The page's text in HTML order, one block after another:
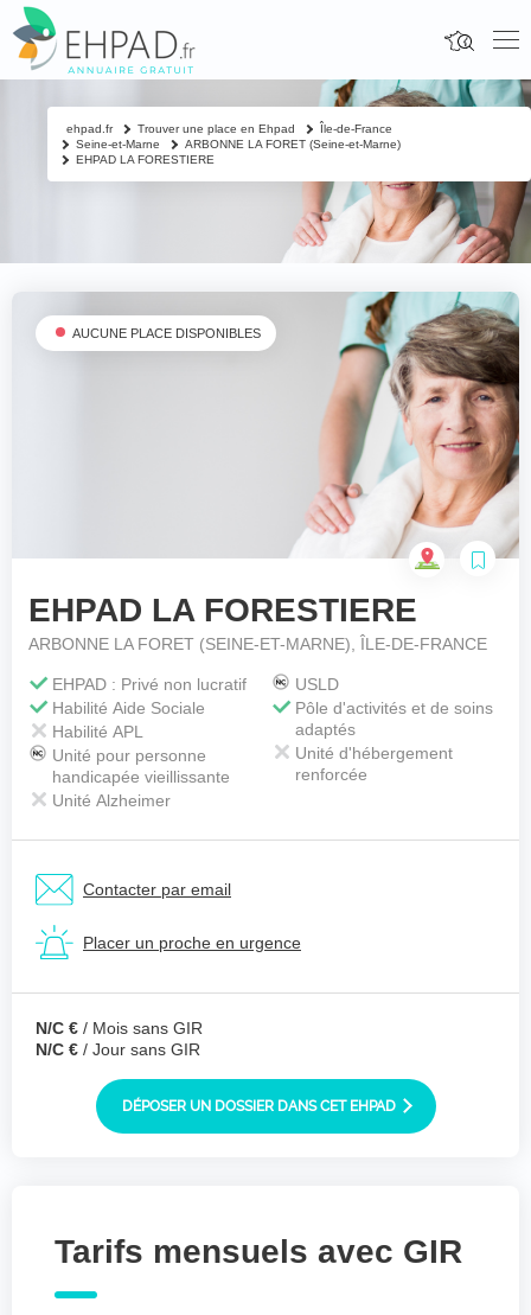
Fermer
Contacter un proche
Nom & prénom du résident à contacter *
Votre téléphone*
Votre message
Joindre des fichiers (lettre manuscrite,
dessin, photo ..)
PNG, PDF, JPEG, TAILLE MAX. DES FICHIERS :
100 MB.
AUCUNE PLACE DISPONIBLES
EHPAD LA FORESTIERE
ARBONNE LA FORET (SEINE-ET-MARNE), ÎLE-DE-FRANCE
EHPAD : Privé non lucratif
Habilité Aide Sociale
Habilité APL
Unité pour personne
handicapée vieillissante
Unité Alzheimer
USLD
Pôle d'activités et de soins
adaptés
Unité d'hébergement
renforcée
Contacter par email
Placer un proche en urgence
N/C € / Mois sans GIR
N/C € / Jour sans GIR
DÉPOSER UN DOSSIER DANS CET EHPAD
Tarifs mensuels avec GIR
ehpad.fr Trouver une place en Ehpad
Île-de-France
Seine-et-Marne
ARBONNE LA FORET (Seine-et-Marne)
EHPAD LA FORESTIERE